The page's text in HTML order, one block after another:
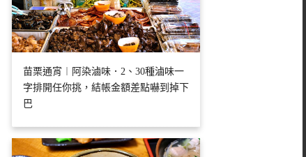
苗栗通宵︱阿染滷味．2、30種滷味一
字排開任你挑，結帳金額差點嚇到掉下
巴